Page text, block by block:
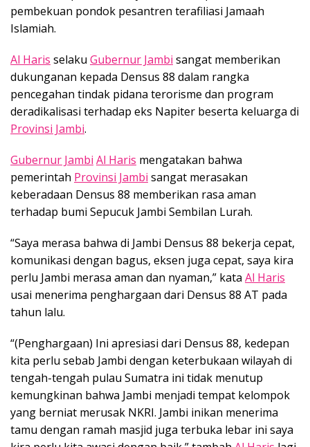
pembekuan pondok pesantren terafiliasi Jamaah
Islamiah.
Al Haris selaku Gubernur Jambi sangat memberikan
dukunganan kepada Densus 88 dalam rangka
pencegahan tindak pidana terorisme dan program
deradikalisasi terhadap eks Napiter beserta keluarga di
Provinsi Jambi.
Gubernur Jambi Al Haris mengatakan bahwa
pemerintah Provinsi Jambi sangat merasakan
keberadaan Densus 88 memberikan rasa aman
terhadap bumi Sepucuk Jambi Sembilan Lurah.
“Saya merasa bahwa di Jambi Densus 88 bekerja cepat,
komunikasi dengan bagus, eksen juga cepat, saya kira
perlu Jambi merasa aman dan nyaman,” kata Al Haris
usai menerima penghargaan dari Densus 88 AT pada
tahun lalu.
“(Penghargaan) Ini apresiasi dari Densus 88, kedepan
kita perlu sebab Jambi dengan keterbukaan wilayah di
tengah-tengah pulau Sumatra ini tidak menutup
kemungkinan bahwa Jambi menjadi tempat kelompok
yang berniat merusak NKRI. Jambi inikan menerima
tamu dengan ramah masjid juga terbuka lebar ini saya